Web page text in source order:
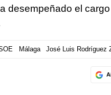
desempeñado el
Málaga José Luis Rodríguez